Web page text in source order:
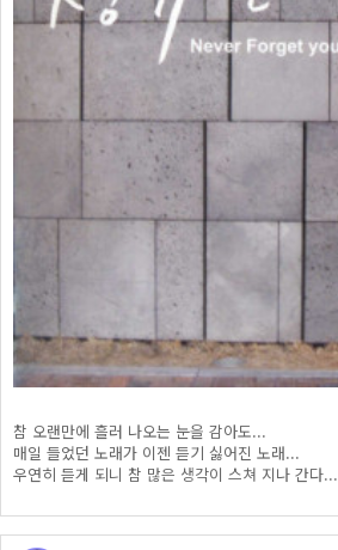
참 오랜만에 흘러 나오는 눈을 감아도...
매일 들었던 노래가 이젠 듣기 싫어진 노래...
우연히 듣게 되니 참 많은 생각이 스쳐 지나 간다...